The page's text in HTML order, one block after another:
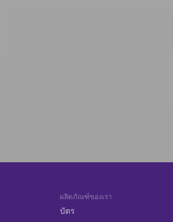
ผลิตภัณฑ์ของเรา
บัตร